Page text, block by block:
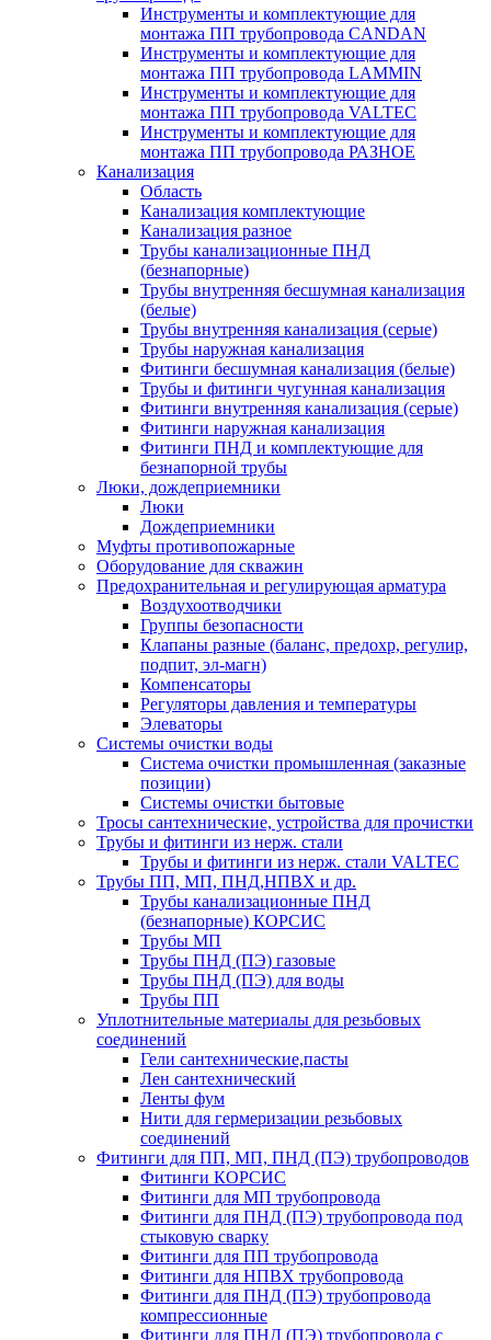
Инструменты и комплектующие для
монтажа ПП трубопровода CANDAN
Инструменты и комплектующие для
монтажа ПП трубопровода LAMMIN
Инструменты и комплектующие для
монтажа ПП трубопровода VALTEC
Инструменты и комплектующие для
монтажа ПП трубопровода РАЗНОЕ
Канализация
Область
Канализация комплектующие
Канализация разное
Трубы канализационные ПНД
(безнапорные)
Трубы внутренняя бесшумная канализация
(белые)
Трубы внутренняя канализация (серые)
Трубы наружная канализация
Фитинги бесшумная канализация (белые)
Трубы и фитинги чугунная канализация
Фитинги внутренняя канализация (серые)
Фитинги наружная канализация
Фитинги ПНД и комплектующие для
безнапорной трубы
Люки, дождеприемники
Люки
Дождеприемники
Муфты противопожарные
Оборудование для скважин
Предохранительная и регулирующая арматура
Воздухоотводчики
Группы безопасности
Клапаны разные (баланс, предохр, регулир,
подпит, эл-магн)
Компенсаторы
Регуляторы давления и температуры
Элеваторы
Системы очистки воды
Система очистки промышленная (заказные
позиции)
Системы очистки бытовые
Тросы сантехнические, устройства для прочистки
Трубы и фитинги из нерж. стали
Трубы и фитинги из нерж. стали VALTEC
Трубы ПП, МП, ПНД,НПВХ и др.
Трубы канализационные ПНД
(безнапорные) КОРСИС
Трубы МП
Трубы ПНД (ПЭ) газовые
Трубы ПНД (ПЭ) для воды
Трубы ПП
Уплотнительные материалы для резьбовых
соединений
Гели сантехнические,пасты
Лен сантехнический
Ленты фум
Нити для гермеризации резьбовых
соединений
Фитинги для ПП, МП, ПНД (ПЭ) трубопроводов
Фитинги КОРСИС
Фитинги для МП трубопровода
Фитинги для ПНД (ПЭ) трубопровода под
стыковую сварку
Фитинги для ПП трубопровода
Фитинги для НПВХ трубопровода
Фитинги для ПНД (ПЭ) трубопровода
компрессионные
Фитинги для ПНД (ПЭ) трубопровода с